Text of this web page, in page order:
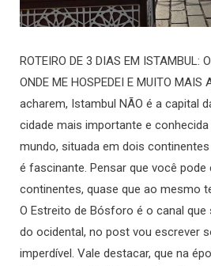
ROTEIRO DE 3 DIAS EM ISTAMBUL:
ONDE ME HOSPEDEI E MUITO
acharem, Istambul NÃO é a capital
cidade mais importante e conhecida
mundo, situada em dois
é fascinante. Pensar que você pode
continentes, quase que ao mesmo
O Estreito de Bósforo é o canal que
do ocidental, no post vou escrever
imperdível. Vale destacar, que na